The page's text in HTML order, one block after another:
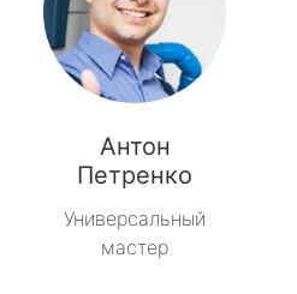
метро Спартак
метро Рижская
метро Севастопольская
метро Сокол
Антон
Петренко
Универсальный
мастер